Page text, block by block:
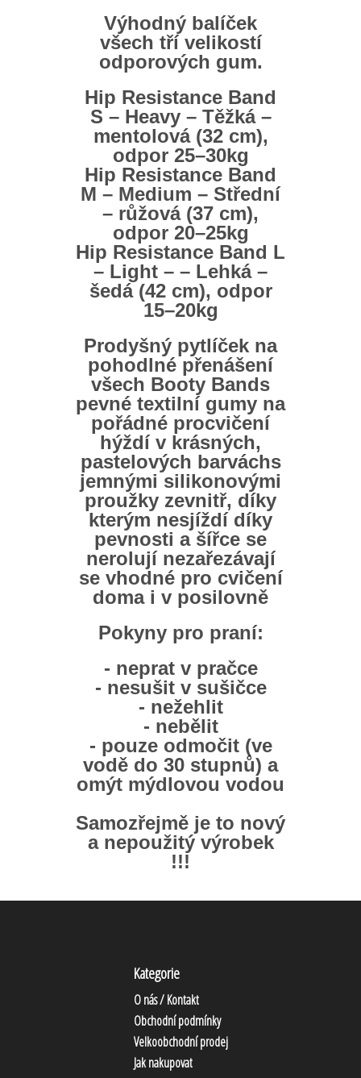
Výhodný balíček
všech tří velikostí
odporových gum.
Hip Resistance Band
S – Heavy – Těžká –
mentolová (32 cm),
odpor 25–30kg
Hip Resistance Band
M – Medium – Střední
– růžová (37 cm),
odpor 20–25kg
Hip Resistance Band L
– Light – – Lehká –
šedá (42 cm), odpor
15–20kg
Prodyšný pytlíček na
pohodlné přenášení
všech Booty Bands
pevné textilní gumy na
pořádné procvičení
hýždí v krásných,
pastelových barváchs
jemnými silikonovými
proužky zevnitř, díky
kterým nesjíždí díky
pevnosti a šířce se
nerolují nezařezávají
se vhodné pro cvičení
doma i v posilovně
Pokyny pro praní:
- neprat v pračce
- nesušit v sušičce
- nežehlit
- nebělit
- pouze odmočit (ve
vodě do 30 stupnů) a
omýt mýdlovou vodou
Samozřejmě je to nový
a nepoužitý výrobek
!!!
Kategorie
O nás / Kontakt
Obchodní podmínky
Velkoobchodní prodej
Jak nakupovat